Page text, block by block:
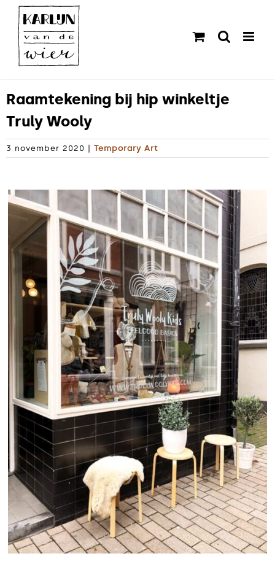
naar
inhoud
Raamtekening bij hip winkeltje
Truly Wooly
3 november 2020 Temporary Art